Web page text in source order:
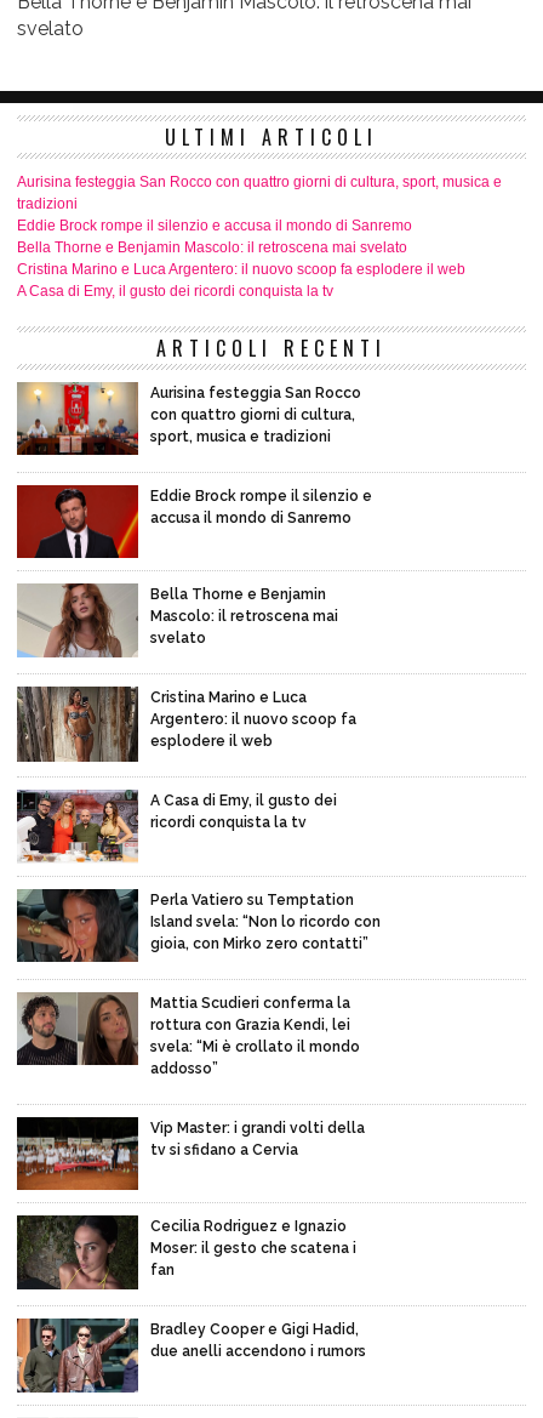
svelato
ULTIMI ARTICOLI
Aurisina festeggia San Rocco con quattro giorni di cultura, sport, musica e
tradizioni
Eddie Brock rompe il silenzio e accusa il mondo di Sanremo
Bella Thorne e Benjamin Mascolo: il retroscena mai svelato
Cristina Marino e Luca Argentero: il nuovo scoop fa esplodere il web
A Casa di Emy, il gusto dei ricordi conquista la tv
ARTICOLI RECENTI
Aurisina festeggia San Rocco
con quattro giorni di cultura,
sport, musica e tradizioni
Eddie Brock rompe il silenzio e
accusa il mondo di Sanremo
Bella Thorne e Benjamin
Mascolo: il retroscena mai
svelato
Cristina Marino e Luca
Argentero: il nuovo scoop fa
esplodere il web
A Casa di Emy, il gusto dei
ricordi conquista la tv
Perla Vatiero su Temptation
Island svela: “Non lo ricordo con
gioia, con Mirko zero contatti”
Mattia Scudieri conferma la
rottura con Grazia Kendi, lei
svela: “Mi è crollato il mondo
addosso”
Vip Master: i grandi volti della
tv si sfidano a Cervia
Cecilia Rodriguez e Ignazio
Moser: il gesto che scatena i
fan
Bradley Cooper e Gigi Hadid,
due anelli accendono i rumors